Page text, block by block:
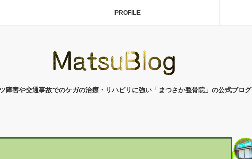
PROFILE
障害や交通事故でのケガの治療・リハビリに強い「まつさか整骨院」の公式ブログ